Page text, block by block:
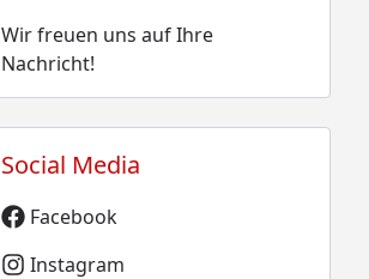
Wir freuen uns auf Ihre
Nachricht!
Social Media
Facebook
Instagram